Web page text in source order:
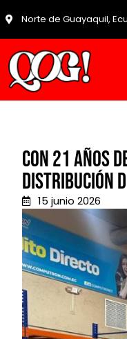
Norte de Guayaquil,
Con 21 años
distribución
15 junio 2026